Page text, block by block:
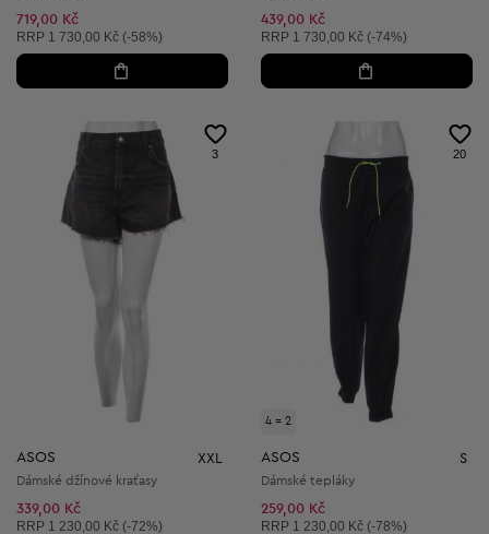
719,00 Kč
Doporučená cena:
RRP 1 730,00 Kč (-58%)
439,00 Kč
Doporučená cena:
RRP 1 730,00 Kč (-74%)
3
ASOS XXL
Dámské džínové kraťasy
339,00 Kč
Doporučená cena:
RRP 1 230,00 Kč (-72%)
4 = 2
20
ASOS S
Dámské tepláky
259,00 Kč
Doporučená cena:
RRP 1 230,00 Kč (-78%)